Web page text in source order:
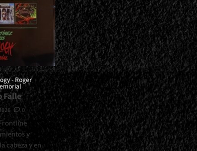
- Roger
Falle
0
y
cabeza y en